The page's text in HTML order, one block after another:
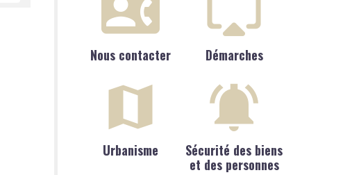
Nous contacter Démarches
Urbanisme
Sécurité des biens
et des personnes